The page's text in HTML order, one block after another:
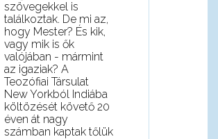
szövegekkel is
találkoztak. De mi az,
hogy Mester? És kik,
vagy mik is ők
valójában - mármint
az igaziak? A
Teozófiai Társulat
New Yorkból Indiába
költözését követő 20
éven át nagy
számban kaptak tőlük